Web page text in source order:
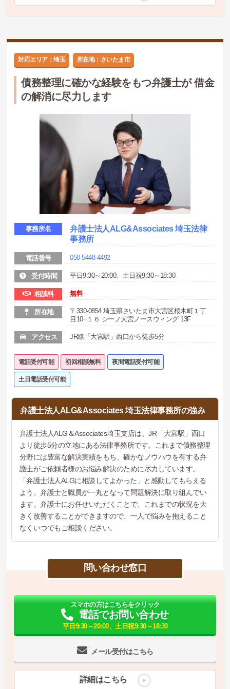
対応エリア：埼玉 所在地：さいたま市
債務整理に確かな経験をもつ弁護士が 借金
の解消に尽力します
事務所名
弁護士法人ALG&Associates 埼玉法律
事務所
電話番号 050-5448-4492
受付時間 平日9:30～20:00、土日祝9:30～18:30
相談料 無料
所在地
〒330-0854 埼玉県さいたま市大宮区桜木町１丁
目10−１６ シーノ大宮ノースウィング 13F
アクセス JR線「大宮駅」西口から徒歩5分
電話受付可能 初回相談無料 夜間電話受付可能
土日電話受付可能
弁護士法人ALG&Associates 埼玉法律事務所の強み
弁護士法人ALG＆Associates埼玉支店は、JR「大宮駅」西口
より徒歩5分の立地にある法律事務所です。これまで債務整理
分野には豊富な解決実績をもち、確かなノウハウを有する弁
護士がご依頼者様のお悩み解決のために尽力しています。
「弁護士法人ALGに相談してよかった」と感動してもらえる
よう、弁護士と職員が一丸となって問題解決に取り組んでい
ます。弁護士にお任せいただくことで、これまでの状況を大
きく改善することができますので、一人で悩みを抱えること
なくいつでもご相談ください。
問い合わせ窓口
メール受付はこちら
スマホの方はこちらをクリック
電話でお問い合わせ
平日9:30～20:00、土日祝9:30～18:30
詳細はこちら